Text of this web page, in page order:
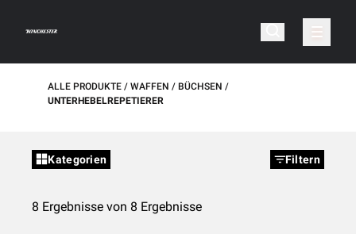
ALLE PRODUKTE WAFFEN
BÜCHSEN
UNTERHEBELREPETIERER
Kategorien Filtern
8 Ergebnisse von 8 Ergebnisse